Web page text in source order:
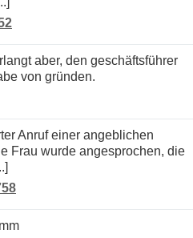
von gründen.
Frau wurde angesprochen, die